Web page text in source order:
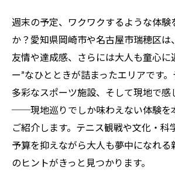
週末の予定、ワクワクするような体験
か？愛知県岡崎市や名古屋市瑞穂区は
友情や達成感、さらには大人も童心に
ー”なひとときが詰まったエリアです
多彩なスポーツ施設、そして現地で感
──現地巡りでしか味わえない体験を
ご紹介します。テニス観戦や文化・科
予算を抑えながら大人も夢中になれる
のヒントがきっと見つかります。